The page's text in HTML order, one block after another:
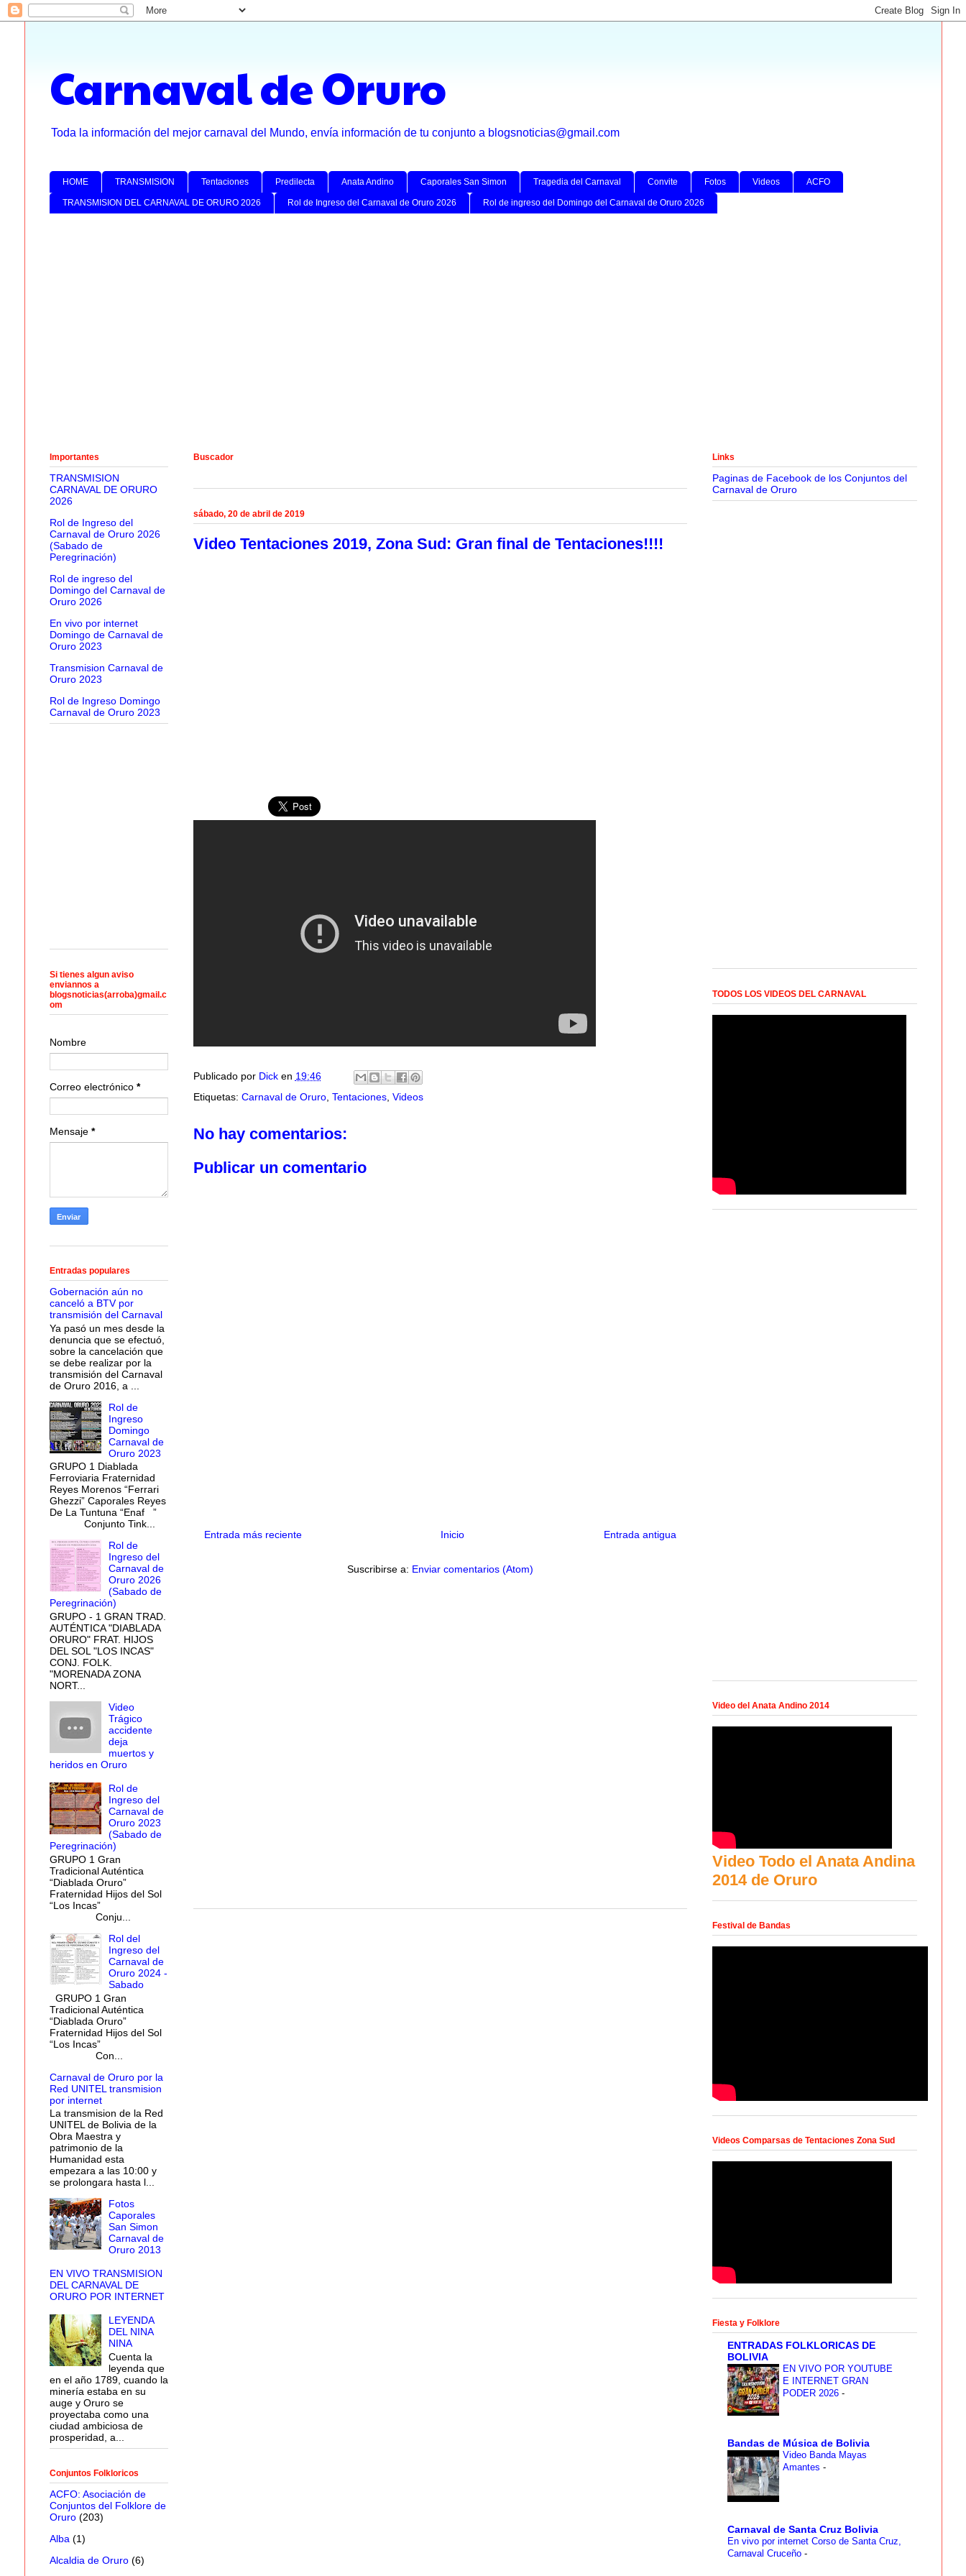
Carnaval de Oruro
Toda la información del mejor carnaval del Mundo, envía información de tu conjunto a blogsnoticias@gmail.com
HOME TRANSMISION Tentaciones Predilecta Anata Andino Caporales San Simon Tragedia del Carnaval Convite Fotos Videos ACFO
TRANSMISION DEL CARNAVAL DE ORURO 2026 Rol de Ingreso del Carnaval de Oruro 2026 Rol de ingreso del Domingo del Carnaval de Oruro 2026
Buscador
sábado, 20 de abril de 2019
Video Tentaciones 2019, Zona Sud: Gran final de Tentaciones!!!!
Publicado por Dick en 19:46
Etiquetas: Carnaval de Oruro, Tentaciones, Videos
No hay comentarios:
Publicar un comentario
Entrada más reciente Entrada antigua
Inicio
Suscribirse a: Enviar comentarios (Atom)
Importantes
TRANSMISION
CARNAVAL DE ORURO
2026
Rol de Ingreso del
Carnaval de Oruro 2026
(Sabado de
Peregrinación)
Rol de ingreso del
Domingo del Carnaval de
Oruro 2026
En vivo por internet
Domingo de Carnaval de
Oruro 2023
Transmision Carnaval de
Oruro 2023
Rol de Ingreso Domingo
Carnaval de Oruro 2023
Si tienes algun aviso
enviannos a
blogsnoticias(arroba)gmail.c
om
Nombre
Correo electrónico *
Mensaje *
Entradas populares
Gobernación aún no
canceló a BTV por
transmisión del Carnaval
Ya pasó un mes desde la
denuncia que se efectuó,
sobre la cancelación que
se debe realizar por la
transmisión del Carnaval
de Oruro 2016, a ...
Rol de
Ingreso
Domingo
Carnaval de
Oruro 2023
GRUPO 1 Diablada
Ferroviaria Fraternidad
Reyes Morenos “Ferrari
Ghezzi” Caporales Reyes
De La Tuntuna “Enaf ”
Conjunto Tink...
Rol de
Ingreso del
Carnaval de
Oruro 2026
(Sabado de
Peregrinación)
GRUPO - 1 GRAN TRAD.
AUTÉNTICA "DIABLADA
ORURO" FRAT. HIJOS
DEL SOL "LOS INCAS"
CONJ. FOLK.
"MORENADA ZONA
NORT...
Video
Trágico
accidente
deja
muertos y
heridos en Oruro
Rol de
Ingreso del
Carnaval de
Oruro 2023
(Sabado de
Peregrinación)
GRUPO 1 Gran
Tradicional Auténtica
“Diablada Oruro”
Fraternidad Hijos del Sol
“Los Incas”
Conju...
Rol del
Ingreso del
Carnaval de
Oruro 2024 -
Sabado
GRUPO 1 Gran
Tradicional Auténtica
“Diablada Oruro”
Fraternidad Hijos del Sol
“Los Incas”
Con...
Carnaval de Oruro por la
Red UNITEL transmision
por internet
La transmision de la Red
UNITEL de Bolivia de la
Obra Maestra y
patrimonio de la
Humanidad esta
empezara a las 10:00 y
se prolongara hasta l...
Fotos
Caporales
San Simon
Carnaval de
Oruro 2013
EN VIVO TRANSMISION
DEL CARNAVAL DE
ORURO POR INTERNET
LEYENDA
DEL NINA
NINA
Cuenta la
leyenda que
en el año 1789, cuando la
minería estaba en su
auge y Oruro se
proyectaba como una
ciudad ambiciosa de
prosperidad, a...
Conjuntos Folkloricos
ACFO: Asociación de
Conjuntos del Folklore de
Oruro (203)
Alba (1)
Alcaldia de Oruro (6)
Links
Paginas de Facebook de los Conjuntos del
Carnaval de Oruro
TODOS LOS VIDEOS DEL CARNAVAL
Video del Anata Andino 2014
Video Todo el Anata Andina
2014 de Oruro
Festival de Bandas
Videos Comparsas de Tentaciones Zona Sud
Fiesta y Folklore
ENTRADAS FOLKLORICAS DE
BOLIVIA
EN VIVO POR YOUTUBE
E INTERNET GRAN
PODER 2026 -
Bandas de Música de Bolivia
Video Banda Mayas
Amantes -
Carnaval de Santa Cruz Bolivia
En vivo por internet Corso de Santa Cruz,
Carnaval Cruceño -